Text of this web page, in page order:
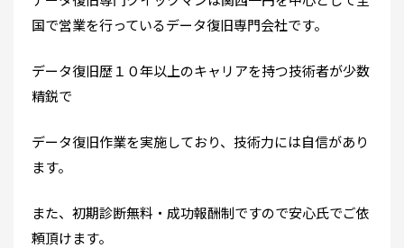
国で営業を行っているデータ復旧専門会社です。
データ復旧歴１０年以上のキャリアを持つ技術者が少数
精鋭で
データ復旧作業を実施しており、技術力には自信があり
ます。
また、初期診断無料・成功報酬制ですので安心氏でご依
頼頂けます。